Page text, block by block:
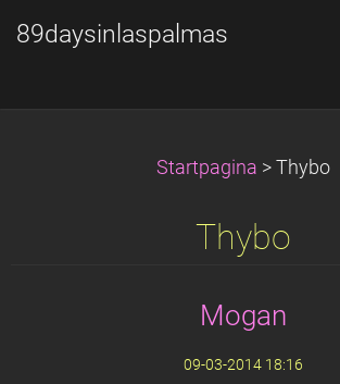
89daysinlaspalmas
Startpagina > Thybo
Thybo
Mogan
09-03-2014 18:16